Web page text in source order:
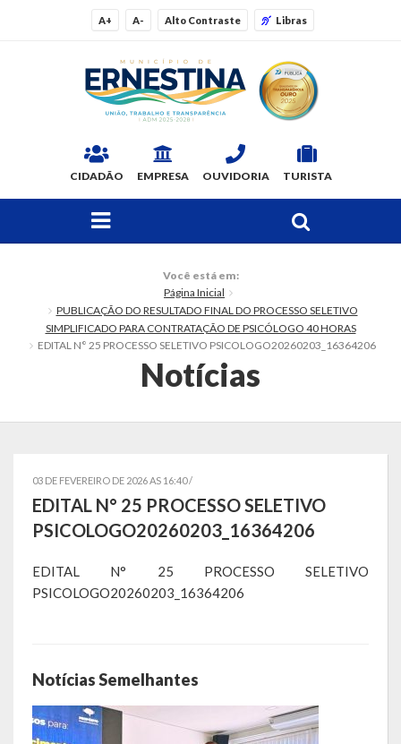
A+ A- Alto Contraste Libras
CIDADÃO EMPRESA OUVIDORIA TURISTA
Dados Gerais
Ex-prefeitos
Localização
Telefones Úteis
Secretarias
Estrutura organizacional
Sala Multidisciplinar Saber Mais
Você está em:
Página Inicial
PUBLICAÇÃO DO RESULTADO FINAL DO PROCESSO SELETIVO
SIMPLIFICADO PARA CONTRATAÇÃO DE PSICÓLOGO 40 HORAS
EDITAL N° 25 PROCESSO SELETIVO PSICOLOGO20260203_16364206
Notícias
03 DE FEVEREIRO DE 2026 AS 16:40 /
EDITAL N° 25 PROCESSO SELETIVO
PSICOLOGO20260203_16364206
EDITAL N° 25 PROCESSO SELETIVO
PSICOLOGO20260203_16364206
Notícias Semelhantes